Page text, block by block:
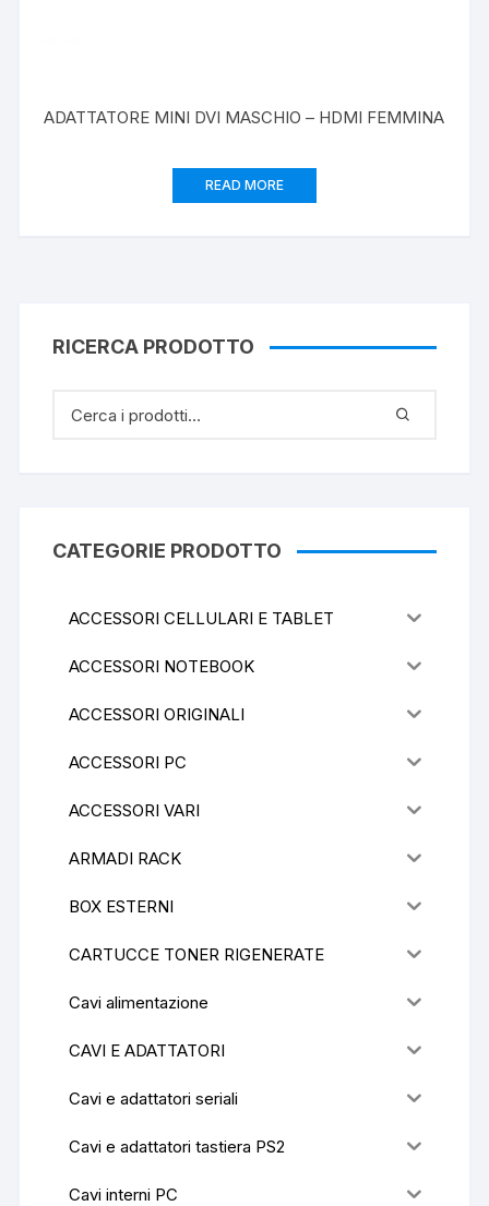
ADATTATORE MINI DVI MASCHIO – HDMI FEMMINA
READ MORE
RICERCA PRODOTTO
CATEGORIE PRODOTTO
ACCESSORI CELLULARI E TABLET
ACCESSORI NOTEBOOK
ACCESSORI ORIGINALI
ACCESSORI PC
ACCESSORI VARI
ARMADI RACK
BOX ESTERNI
CARTUCCE TONER RIGENERATE
Cavi alimentazione
CAVI E ADATTATORI
Cavi e adattatori seriali
Cavi e adattatori tastiera PS2
Cavi interni PC